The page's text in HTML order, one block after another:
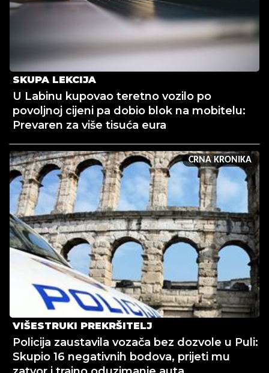
SKUPA LEKCIJA
U Labinu kupovao teretno vozilo po
povoljnoj cijeni pa dobio blok na mobitelu:
Prevaren za više tisuća eura
CRNA KRONIKA
VIŠESTRUKI PREKRŠITELJ
Policija zaustavila vozača bez dozvole u Puli:
Skupio 16 negativnih bodova, prijeti mu